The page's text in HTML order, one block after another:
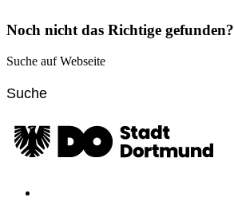
Noch nicht das Richtige gefunden?
Suche auf Webseite